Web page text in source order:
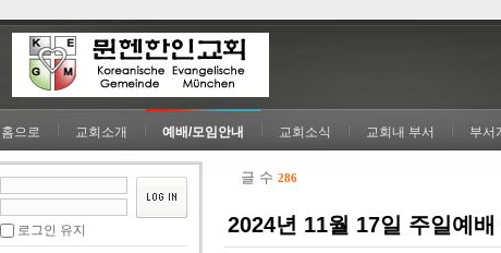
홈으로 교회소개 예배/모임안내 교회소식 교회내 부서 부서
로그인 유지
글 수 286
2024년 11월 17일 주일예배